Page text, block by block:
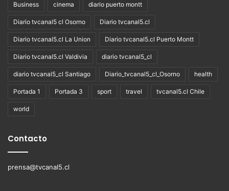
Business cinema diario puerto montt
Diario tvcanal5 cl Osorno Diario tvcanal5.cl
Diario tvcanal5.cl La Union Diario tvcanal5.cl Puerto Montt
Diario tvcanal5.cl Valdivia diario tvcanal5_cl
diario tvcanal5_cl Santiago Diario_tvcanal5_cl_Osorno health
Portada 1 Portada 3 sport travel tvcanal5.cl Chile
world
Contacto
prensa@tvcanal5.cl